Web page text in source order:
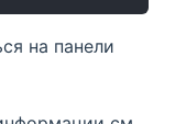
на панели